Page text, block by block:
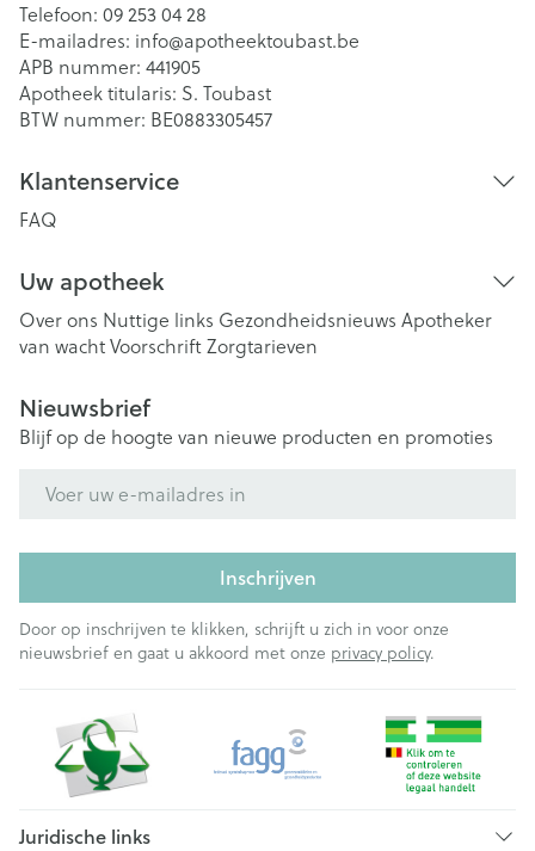
Telefoon: 09 253 04 28
E-mailadres: info@apotheektoubast.be
APB nummer: 441905
Apotheek titularis: S. Toubast
BTW nummer: BE0883305457
Klantenservice
FAQ
Uw apotheek
Over ons Nuttige links Gezondheidsnieuws Apotheker
van wachtVoorschriftZorgtarieven
Nieuwsbrief
Blijf op de hoogte van nieuwe producten en promoties
Inschrijven
Door op inschrijven te klikken, schrijft u zich in voor onze
nieuwsbrief en gaat u akkoord met onze privacy policy.
Juridische links